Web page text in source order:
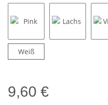
Rot Marine Blau
Pink
WeißWeiß
9,60 €